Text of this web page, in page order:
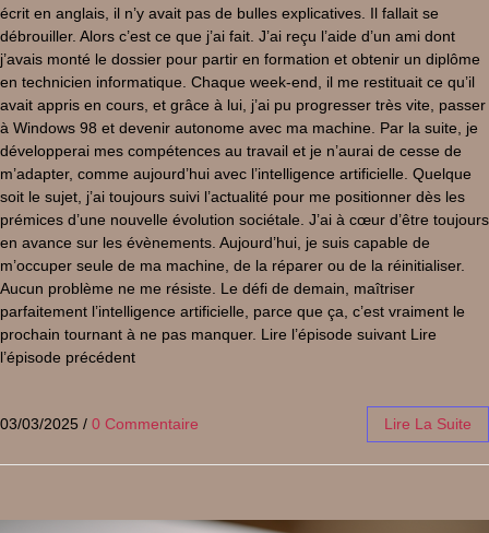
écrit en anglais, il n’y avait pas de bulles explicatives. Il fallait se
débrouiller. Alors c’est ce que j’ai fait. J’ai reçu l’aide d’un ami dont
j’avais monté le dossier pour partir en formation et obtenir un diplôme
en technicien informatique. Chaque week-end, il me restituait ce qu’il
avait appris en cours, et grâce à lui, j’ai pu progresser très vite, passer
à Windows 98 et devenir autonome avec ma machine. Par la suite, je
développerai mes compétences au travail et je n’aurai de cesse de
m’adapter, comme aujourd’hui avec l’intelligence artificielle. Quelque
soit le sujet, j’ai toujours suivi l’actualité pour me positionner dès les
prémices d’une nouvelle évolution sociétale. J’ai à cœur d’être toujours
en avance sur les évènements. Aujourd’hui, je suis capable de
m’occuper seule de ma machine, de la réparer ou de la réinitialiser.
Aucun problème ne me résiste. Le défi de demain, maîtriser
parfaitement l’intelligence artificielle, parce que ça, c’est vraiment le
prochain tournant à ne pas manquer. Lire l’épisode suivant Lire
l’épisode précédent
03/03/2025 / 0 Commentaire Lire La Suite